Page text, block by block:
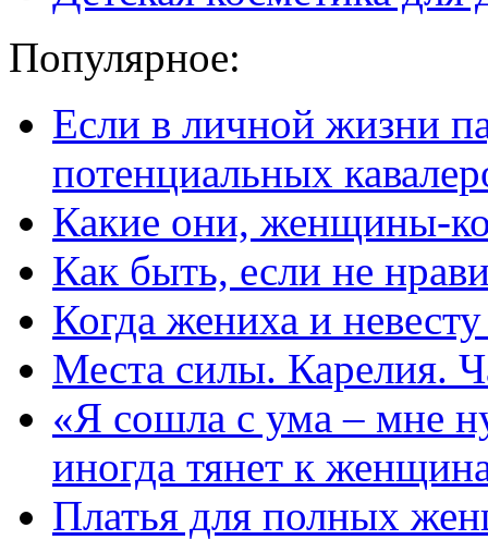
Популярное:
Если в личной жизни
потенциальных
Какие они, женщины-
Как быть, если не
Когда жениха и
Места силы. Карелия.
«Я сошла с ума – мне
иногда тянет к
Платья для полных